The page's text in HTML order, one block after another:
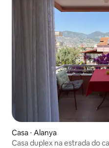
Casa ⋅ Alanya
Casa duplex na estrada do